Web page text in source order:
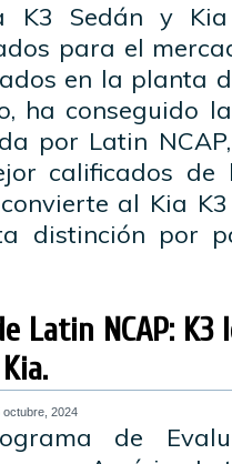
K3 Sedán y Kia
para el
en la planta
ha conseguido
por Latin
calificados de
al Kia
distinción por
Latin NCAP:
octubre, 2024
de